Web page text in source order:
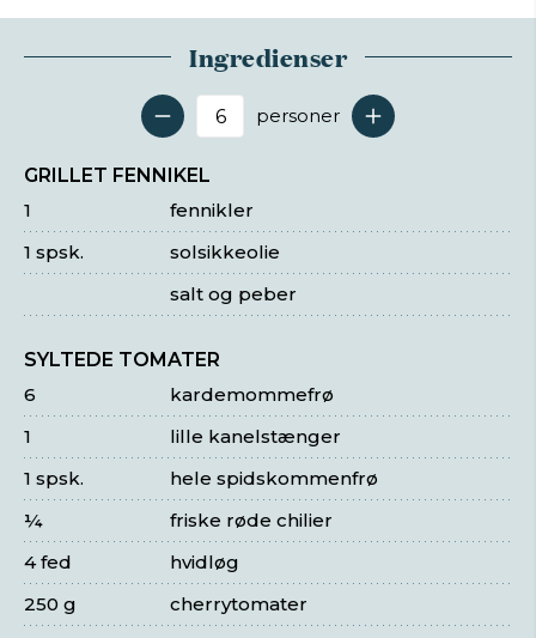
Ingredienser
Antal serveringer
personer
GRILLET FENNIKEL
fennikler
1
solsikkeolie
1 spsk.
salt og peber
SYLTEDE TOMATER
kardemommefrø
6
lille kanelstænger
1
hele spidskommenfrø
1 spsk.
friske røde chilier
¼
hvidløg
4 fed
cherrytomater
250 g